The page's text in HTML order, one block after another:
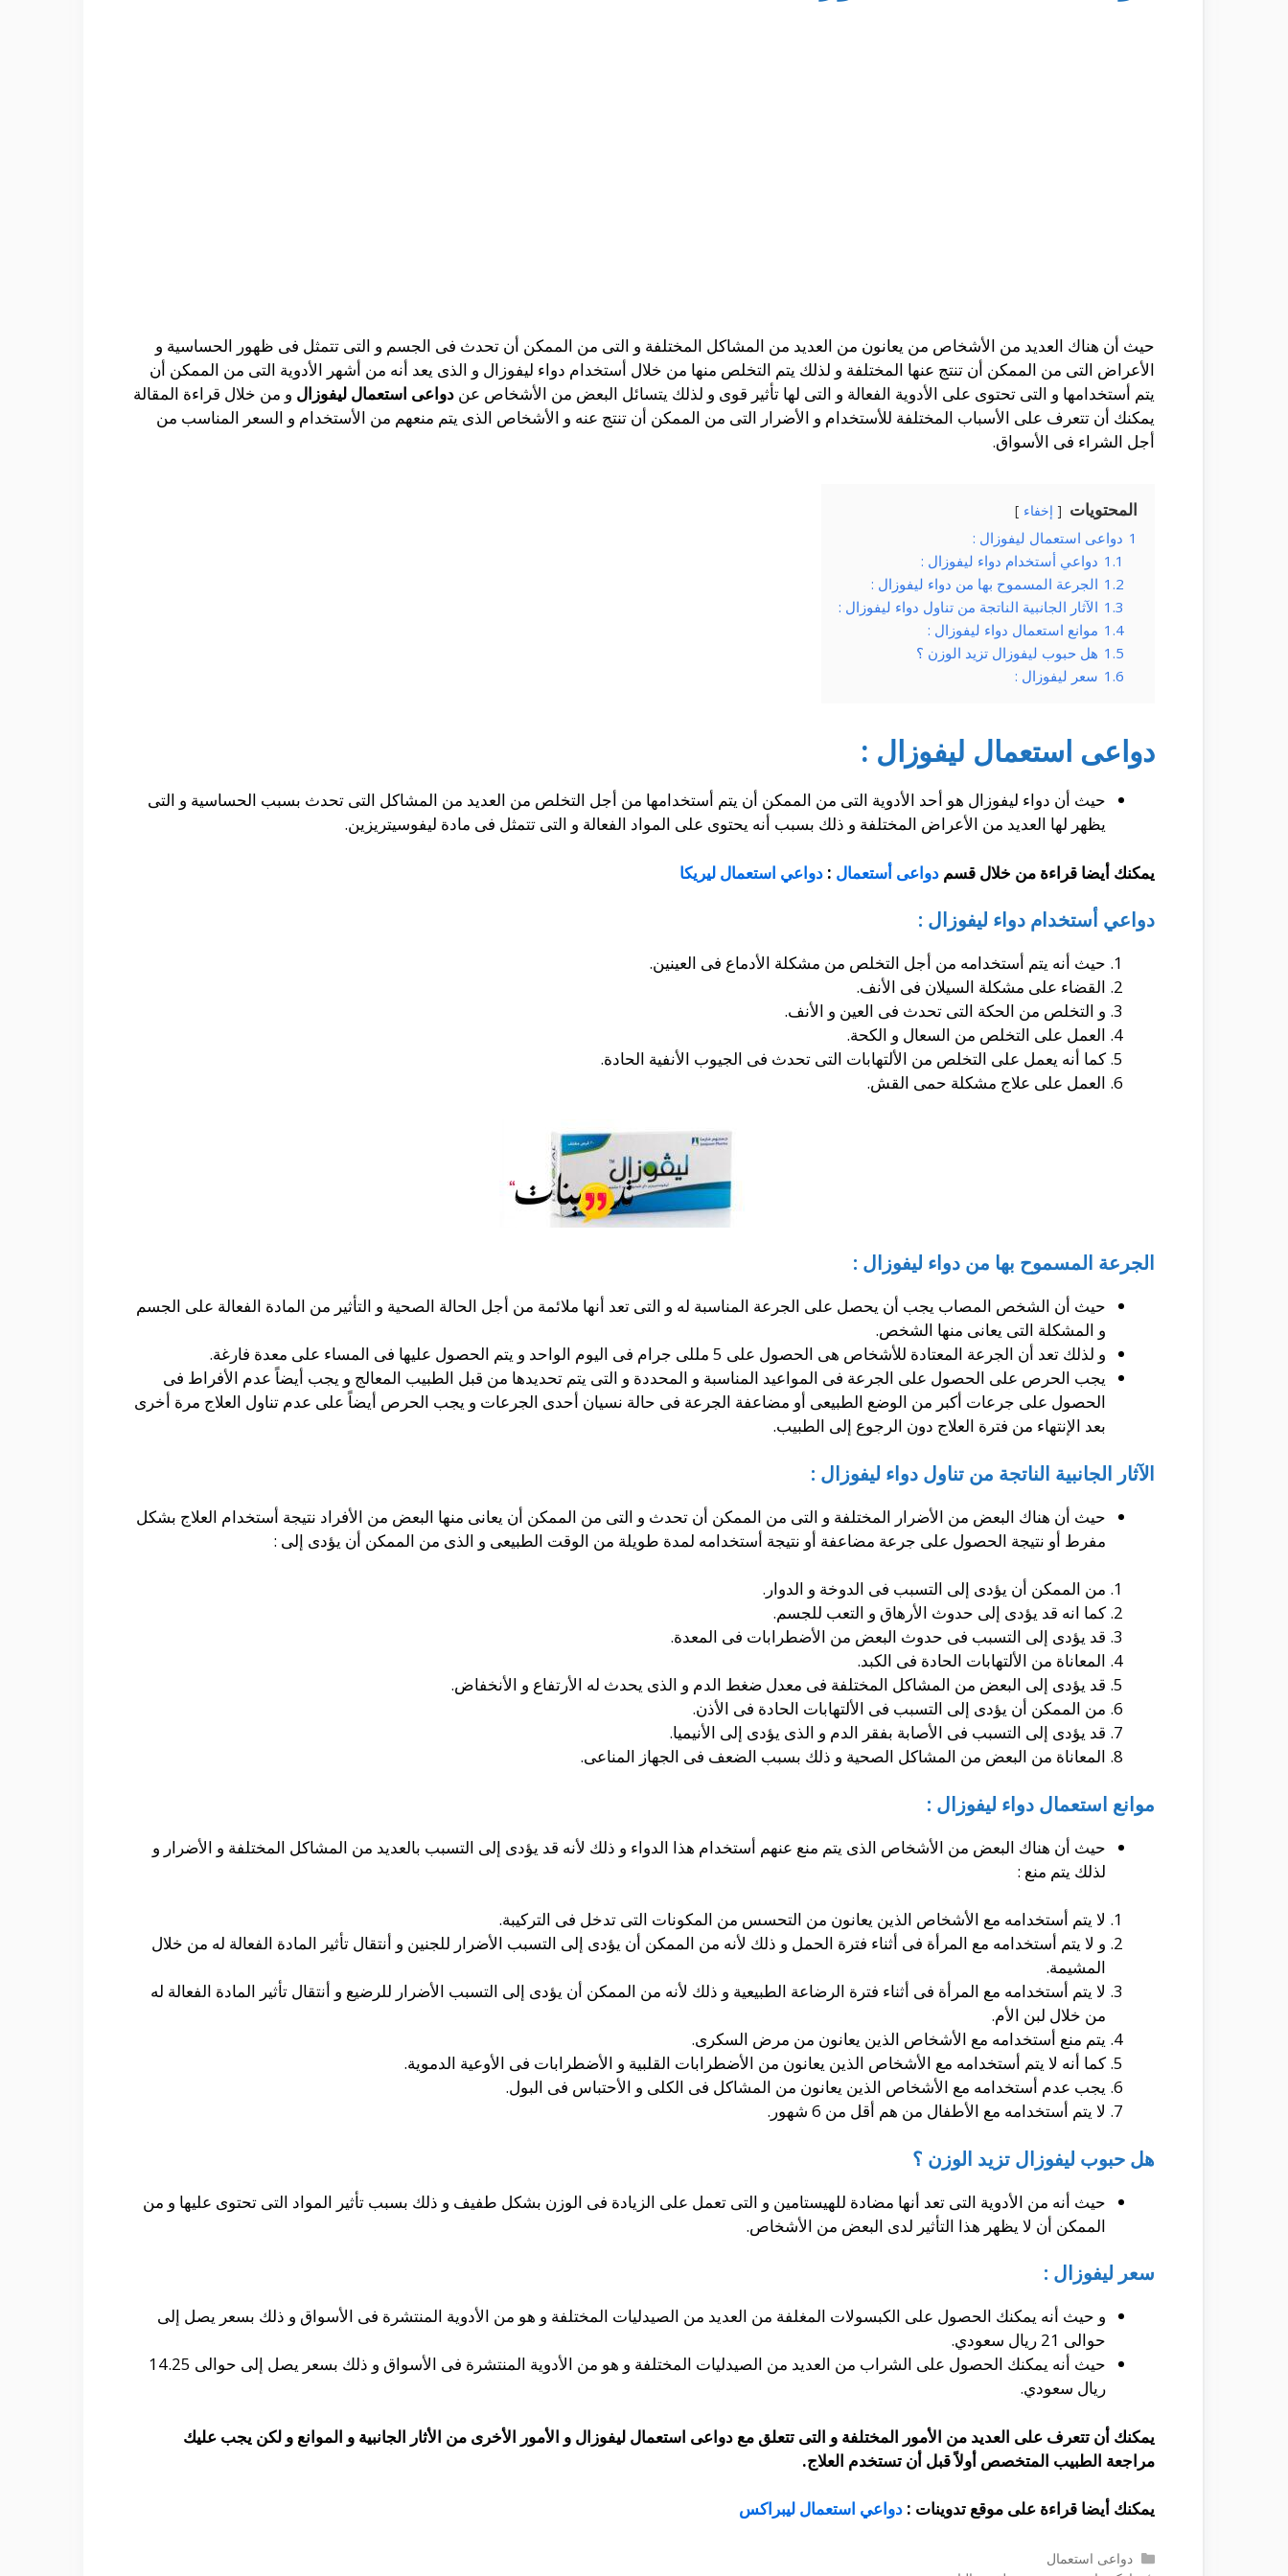
حيث أن هناك العديد من الأشخاص من يعانون من العديد من المشاكل المختلفة و التى من الممكن أن تحدث فى الجسم و التى تتمثل فى ظهور الحساسية و
الأعراض التى من الممكن أن تنتج عنها المختلفة و لذلك يتم التخلص منها من خلال أستخدام دواء ليفوزال و الذى يعد أنه من أشهر الأدوية التى من الممكن أن
يتم أستخدامها و التى تحتوى على الأدوية الفعالة و التى لها تأثير قوى و لذلك يتسائل البعض من الأشخاص عن دواعى استعمال ليفوزال و من خلال قراءة المقالة
يمكنك أن تتعرف على الأسباب المختلفة للأستخدام و الأضرار التى من الممكن أن تنتج عنه و الأشخاص الذى يتم منعهم من الأستخدام و السعر المناسب من
أجل الشراء فى الأسواق.
المحتويات إخفاء
1 دواعى استعمال ليفوزال :
1.1 دواعي أستخدام دواء ليفوزال :
1.2 الجرعة المسموح بها من دواء ليفوزال :
1.3 الآثار الجانبية الناتجة من تناول دواء ليفوزال :
1.4 موانع استعمال دواء ليفوزال :
1.5 هل حبوب ليفوزال تزيد الوزن ؟
1.6 سعر ليفوزال :
دواعى استعمال ليفوزال :
حيث أن دواء ليفوزال هو أحد الأدوية التى من الممكن أن يتم أستخدامها من أجل التخلص من العديد من المشاكل التى تحدث بسبب الحساسية و التى
يظهر لها العديد من الأعراض المختلفة و ذلك بسبب أنه يحتوى على المواد الفعالة و التى تتمثل فى مادة ليفوسيتريزين.
يمكنك أيضا قراءة من خلال قسم دواعى أستعمال : دواعي استعمال ليريكا
دواعي أستخدام دواء ليفوزال :
حيث أنه يتم أستخدامه من أجل التخلص من مشكلة الأدماع فى العينين.
القضاء على مشكلة السيلان فى الأنف.
و التخلص من الحكة التى تحدث فى العين و الأنف.
العمل على التخلص من السعال و الكحة.
كما أنه يعمل على التخلص من الألتهابات التى تحدث فى الجيوب الأنفية الحادة.
العمل على علاج مشكلة حمى القش.
الجرعة المسموح بها من دواء ليفوزال :
حيث أن الشخص المصاب يجب أن يحصل على الجرعة المناسبة له و التى تعد أنها ملائمة من أجل الحالة الصحية و التأثير من المادة الفعالة على الجسم
و المشكلة التى يعانى منها الشخص.
و لذلك تعد أن الجرعة المعتادة للأشخاص هى الحصول على 5 مللى جرام فى اليوم الواحد و يتم الحصول عليها فى المساء على معدة فارغة.
يجب الحرص على الحصول على الجرعة فى المواعيد المناسبة و المحددة و التى يتم تحديدها من قبل الطبيب المعالج و يجب أيضاً عدم الأفراط فى
الحصول على جرعات أكبر من الوضع الطبيعى أو مضاعفة الجرعة فى حالة نسيان أحدى الجرعات و يجب الحرص أيضاً على عدم تناول العلاج مرة أخرى
بعد الإنتهاء من فترة العلاج دون الرجوع إلى الطبيب.
الآثار الجانبية الناتجة من تناول دواء ليفوزال :
حيث أن هناك البعض من الأضرار المختلفة و التى من الممكن أن تحدث و التى من الممكن أن يعانى منها البعض من الأفراد نتيجة أستخدام العلاج بشكل
مفرط أو نتيجة الحصول على جرعة مضاعفة أو نتيجة أستخدامه لمدة طويلة من الوقت الطبيعى و الذى من الممكن أن يؤدى إلى :
من الممكن أن يؤدى إلى التسبب فى الدوخة و الدوار.
كما انه قد يؤدى إلى حدوث الأرهاق و التعب للجسم.
قد يؤدى إلى التسبب فى حدوث البعض من الأضطرابات فى المعدة.
المعاناة من الألتهابات الحادة فى الكبد.
قد يؤدى إلى البعض من المشاكل المختلفة فى معدل ضغط الدم و الذى يحدث له الأرتفاع و الأنخفاض.
من الممكن أن يؤدى إلى التسبب فى الألتهابات الحادة فى الأذن.
قد يؤدى إلى التسبب فى الأصابة بفقر الدم و الذى يؤدى إلى الأنيميا.
المعاناة من البعض من المشاكل الصحية و ذلك بسبب الضعف فى الجهاز المناعى.
موانع استعمال دواء ليفوزال :
حيث أن هناك البعض من الأشخاص الذى يتم منع عنهم أستخدام هذا الدواء و ذلك لأنه قد يؤدى إلى التسبب بالعديد من المشاكل المختلفة و الأضرار و
لذلك يتم منع :
لا يتم أستخدامه مع الأشخاص الذين يعانون من التحسس من المكونات التى تدخل فى التركيبة.
و لا يتم أستخدامه مع المرأة فى أثناء فترة الحمل و ذلك لأنه من الممكن أن يؤدى إلى التسبب الأضرار للجنين و أنتقال تأثير المادة الفعالة له من خلال
المشيمة.
لا يتم أستخدامه مع المرأة فى أثناء فترة الرضاعة الطبيعية و ذلك لأنه من الممكن أن يؤدى إلى التسبب الأضرار للرضيع و أنتقال تأثير المادة الفعالة له
من خلال لبن الأم.
يتم منع أستخدامه مع الأشخاص الذين يعانون من مرض السكرى.
كما أنه لا يتم أستخدامه مع الأشخاص الذين يعانون من الأضطرابات القلبية و الأضطرابات فى الأوعية الدموية.
يجب عدم أستخدامه مع الأشخاص الذين يعانون من المشاكل فى الكلى و الأحتباس فى البول.
لا يتم أستخدامه مع الأطفال من هم أقل من 6 شهور.
هل حبوب ليفوزال تزيد الوزن ؟
حيث أنه من الأدوية التى تعد أنها مضادة للهيستامين و التى تعمل على الزيادة فى الوزن بشكل طفيف و ذلك بسبب تأثير المواد التى تحتوى عليها و من
الممكن أن لا يظهر هذا التأثير لدى البعض من الأشخاص.
سعر ليفوزال :
و حيث أنه يمكنك الحصول على الكبسولات المغلفة من العديد من الصيدليات المختلفة و هو من الأدوية المنتشرة فى الأسواق و ذلك بسعر يصل إلى
حوالى 21 ريال سعودي.
حيث أنه يمكنك الحصول على الشراب من العديد من الصيدليات المختلفة و هو من الأدوية المنتشرة فى الأسواق و ذلك بسعر يصل إلى حوالى 14.25
ريال سعودي.
يمكنك أن تتعرف على العديد من الأمور المختلفة و التى تتعلق مع دواعى استعمال ليفوزال و الأمور الأخرى من الأثار الجانبية و الموانع و لكن يجب عليك
مراجعة الطبيب المتخصص أولاً قبل أن تستخدم العلاج.
يمكنك أيضا قراءة على موقع تدوينات : دواعي استعمال ليبراكس
التصنيفات
دواعى استعمال